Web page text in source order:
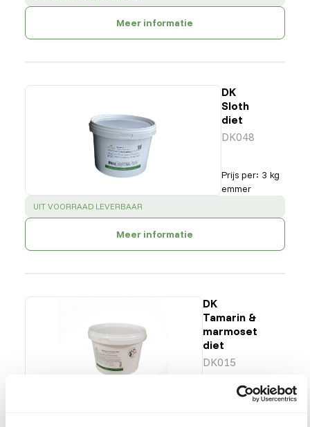
Meer informatie
DK
Sloth
diet
DK048
Prijs per: 3 kg
emmer
SUCCESS:
UIT VOORRAAD LEVERBAAR
Meer informatie
DK
Tamarin &
marmoset
diet
DK015
Prijs per:3 kg